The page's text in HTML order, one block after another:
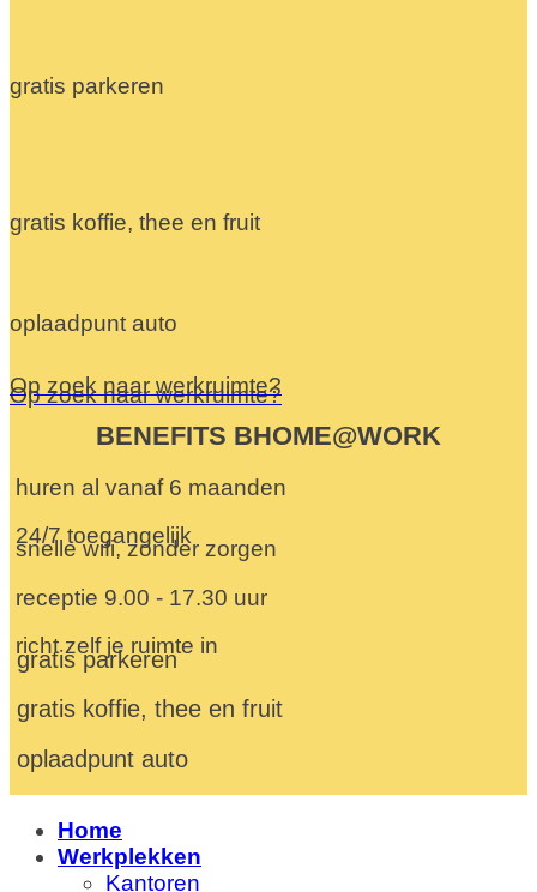
gratis parkeren
gratis koffie, thee en fruit
oplaadpunt auto
Op zoek naar werkruimte?
Op zoek naar werkruimte?
BENEFITS BHOME@WORK
huren al vanaf 6 maanden
24/7 toegangelijk
snelle wifi, zonder zorgen
receptie 9.00 - 17.30 uur
richt zelf je ruimte in
gratis parkeren
gratis koffie, thee en fruit
oplaadpunt auto
Home
Werkplekken
Kantoren